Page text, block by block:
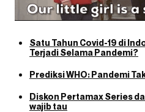
Satu Tahun Covid-19 di
Terjadi Selama Pandemi?
Prediksi WHO: Pandemi
Diskon Pertamax Series
wajib tau